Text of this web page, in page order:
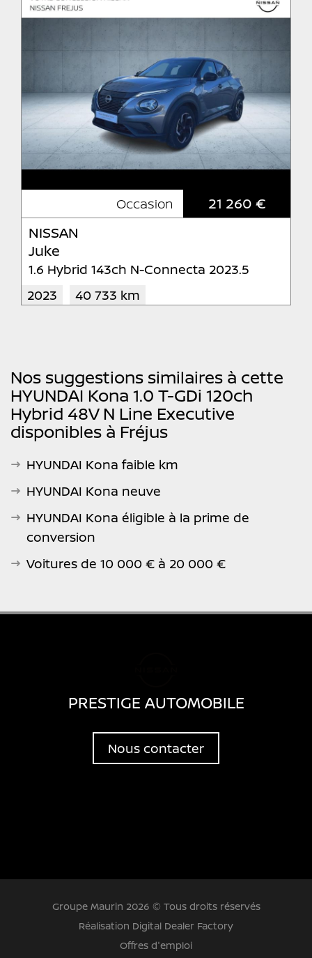
Occasion
21 260 €
NISSAN
Juke
1.6 Hybrid 143ch N-Connecta 2023.5
2023
40 733 km
Nos suggestions similaires à cette
HYUNDAI Kona 1.0 T-GDi 120ch
Hybrid 48V N Line Executive
disponibles à Fréjus
HYUNDAI Kona faible km
HYUNDAI Kona neuve
HYUNDAI Kona éligible à la prime de
conversion
Voitures de 10 000 € à 20 000 €
PRESTIGE AUTOMOBILE
Nous contacter
Groupe Maurin 2026 © Tous droits réservés
Réalisation Digital Dealer Factory
Offres d'emploi